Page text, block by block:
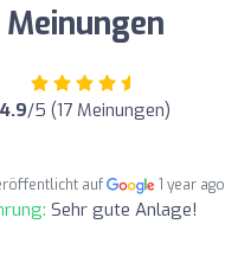
4.9/5 (17 Meinungen)
auf 1 year ago
Sehr gute Anlage!